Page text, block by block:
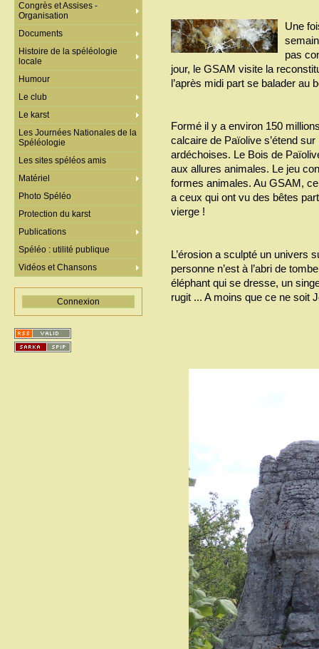
Une
pas
jour, le GSAM visite la
l’après midi part se balader au
Formé il y a environ 150
calcaire de Païolive s’étend
ardéchoises. Le Bois de
aux allures animales. Le jeu
formes animales. Au GSAM,
a ceux qui ont vu des bêtes
vierge !
L’érosion a sculpté un univers
personne n’est à l’abri de
éléphant qui se dresse, un
rugit ... A moins que ce ne soit
Congrès et Assises -
Organisation
Documents
Histoire de la spéléologie
locale
Humour
Le club
Le karst
Les Journées Nationales de la
Spéléologie
Les sites spéléos amis
Matériel
Photo Spéléo
Protection du karst
Publications
Spéléo : utilité publique
Vidéos et Chansons
Connexion